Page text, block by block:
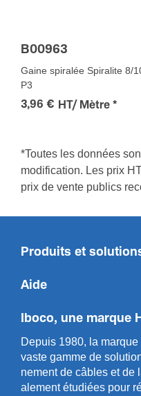
B00963
Gaine spiralée Spiralite 8/
P3
3,96 € HT/ Mètre *
*Toutes les données
modification. Les prix
prix de vente publics
Produits et
Aide
Iboco, une marque
Depuis 1980, la
vaste gamme de
n­ement de câbles et de
a­l­ement étudiées pour